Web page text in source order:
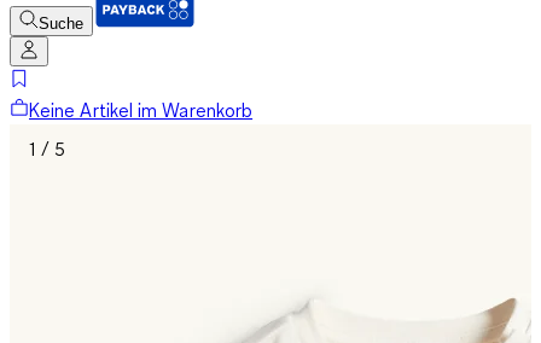
Suche
Keine Artikel im Warenkorb
1 / 5